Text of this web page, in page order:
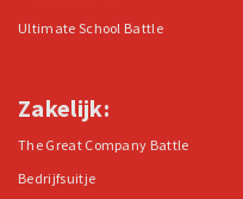
Ultimate School Battle
Zakelijk:
The Great Company Battle
Bedrijfsuitje